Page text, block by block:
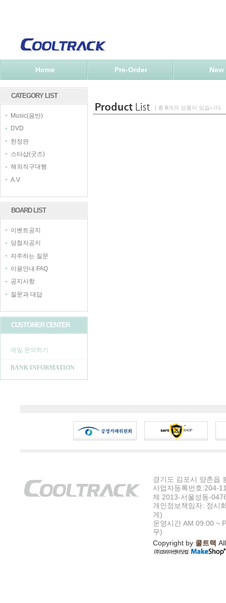
Home Pre-Order New
CATEGORY LIST
Music(음반)
DVD
한정판
스타샵(굿즈)
해외직구대행
A.V
BOARD LIST
이벤트공지
당첨자공지
자주하는 질문
이용안내 FAQ
공지사항
질문과 대답
CUSTOMER CENTER
메일 문의하기
BANK INFORMATION
| 총 0개의 상품이 있습니다.
경기도 김포시 양촌읍
사업자등록번호:204-
제 2013-서울성동-
개인정보책임자: 정시
게)
운영시간 AM 09:00 ~
무)
Copyright by 쿨트랙